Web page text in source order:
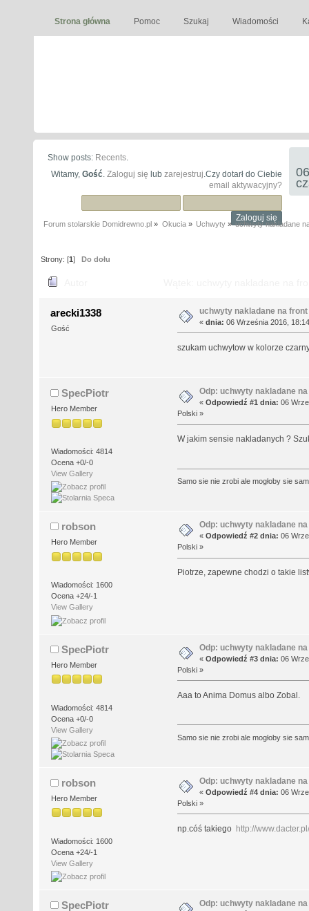
Strona główna Pomoc Szukaj Wiadomości
Show posts: Recents.
Witamy, Gość. Zaloguj się lub zarejestruj.Czy dotarł do Ciebie
email aktywacyjny?
Forum stolarskie Domidrewno.pl » Okucia» Uchwyty» uchwyty nakladane
Strony: [1] Do dołu
arecki1338
Gość
uchwyty nakladane na
« dnia: 06 Września 2016,
szukam uchwytow w kolorze
SpecPiotr
Hero Member
Wiadomości: 4814
Ocena +0/-0
View Gallery
Odp: uchwyty nakladane
« Odpowiedź #1 dnia: 06
Polski »
W jakim sensie nakladanych ?
Samo sie nie zrobi ale mogłoby sie
robson
Hero Member
Wiadomości: 1600
Ocena +24/-1
View Gallery
Odp: uchwyty nakladane
« Odpowiedź #2 dnia: 06
Polski »
Piotrze, zapewne chodzi o takie
SpecPiotr
Hero Member
Wiadomości: 4814
Ocena +0/-0
View Gallery
Odp: uchwyty nakladane
« Odpowiedź #3 dnia: 06
Polski »
Aaa to Anima Domus albo Zobal.
Samo sie nie zrobi ale mogłoby sie
robson
Hero Member
Wiadomości: 1600
Ocena +24/-1
View Gallery
Odp: uchwyty nakladane
« Odpowiedź #4 dnia: 06
Polski »
np.cóś takiego http://
SpecPiotr Odp: uchwyty nakladane